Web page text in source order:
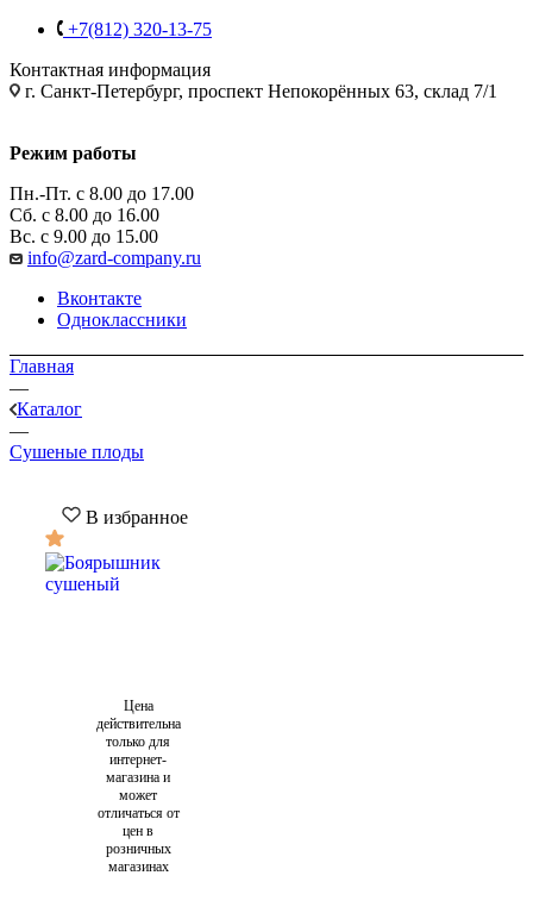
+7(812) 320-13-75
Контактная информация
г. Санкт-Петербург, проспект Непокорённых 63, склад 7/1
Режим работы
Пн.-Пт. с 8.00 до 17.00
Сб. с 8.00 до 16.00
Вс. с 9.00 до 15.00
info@zard-company.ru
Вконтакте
Одноклассники
Главная
—
Каталог
—
Cушеные плоды
В избранное
Цена
действительна
только для
интернет-
магазина и
может
отличаться от
цен в
розничных
магазинах